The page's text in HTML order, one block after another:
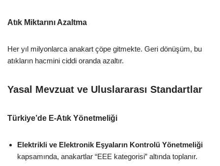
Atık Miktarını Azaltma
Her yıl milyonlarca anakart çöpe gitmekte. Geri dönüşüm, bu
atıkların hacmini ciddi oranda azaltır.
Yasal Mevzuat ve Uluslararası Standartlar
Türkiye’de E-Atık Yönetmeliği
Elektrikli ve Elektronik Eşyaların Kontrolü Yönetmeliği
kapsamında, anakartlar “EEE kategorisi” altında toplanır.